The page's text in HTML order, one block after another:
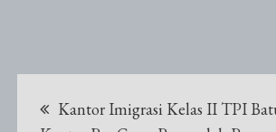
Navigasi
Kantor Imigrasi Kelas II TPI